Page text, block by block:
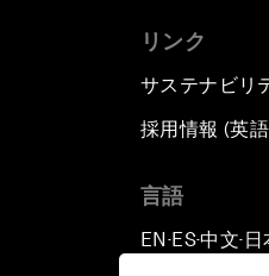
リンク
サステナビリ
採用情報 (英
言語
EN ▪ES▪中文▪ 日